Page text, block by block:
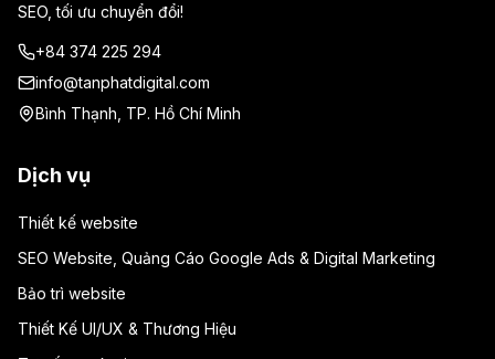
SEO, tối ưu chuyển đổi!
+84 374 225 294
info@tanphatdigital.com
Bình Thạnh, TP. Hồ Chí Minh
Dịch vụ
Thiết kế website
SEO Website, Quảng Cáo Google Ads & Digital Marketing
Bảo trì website
Thiết Kế UI/UX & Thương Hiệu